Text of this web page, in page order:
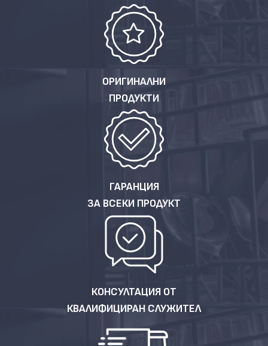
ОРИГИНАЛНИ
ПРОДУКТИ
ГАРАНЦИЯ
ЗА ВСЕКИ ПРОДУКТ
КОНСУЛТАЦИЯ ОТ
КВАЛИФИЦИРАН СЛУЖИТЕЛ